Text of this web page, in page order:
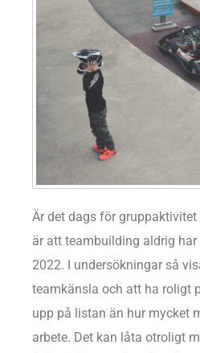
Är det dags för
är att teambuilding aldrig
2022. I undersökningar så
teamkänsla och att ha roligt
upp på listan än hur mycket
arbete. Det kan låta otroligt